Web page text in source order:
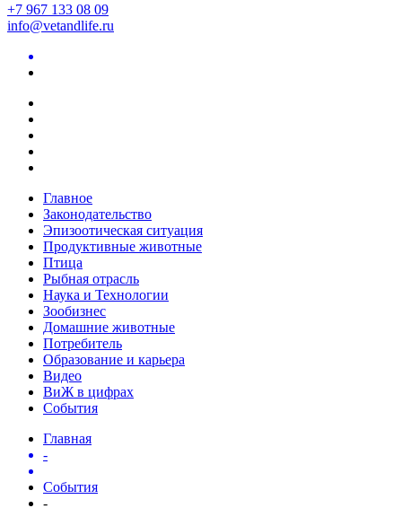
+7 967 133 08 09
info@vetandlife.ru
Главное
Законодательство
Эпизоотическая ситуация
Продуктивные животные
Птица
Рыбная отрасль
Наука и Технологии
Зообизнес
Домашние животные
Потребитель
Образование и карьера
Видео
ВиЖ в цифрах
События
Главная
-
События
-